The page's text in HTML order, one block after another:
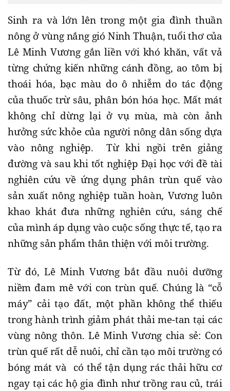
Sinh ra và lớn lên trong một gia đình thuần
nông ở vùng nắng gió Ninh Thuận, tuổi thơ của
Lê Minh Vương gắn liền với khó khăn, vất vả
từng chứng kiến những cánh đồng, ao tôm bị
thoái hóa, bạc màu do ô nhiễm do tác động
của thuốc trừ sâu, phân bón hóa học. Mất mát
không chỉ dừng lại ở vụ mùa, mà còn ảnh
hưởng sức khỏe của người nông dân sống dựa
vào nông nghiệp. Từ khi ngồi trên giảng
đường và sau khi tốt nghiệp Đại học với đề tài
nghiên cứu về ứng dụng phân trùn quế vào
sản xuất nông nghiệp tuần hoàn, Vương luôn
khao khát đưa những nghiên cứu, sáng chế
của mình áp dụng vào cuộc sống thực tế, tạo ra
những sản phẩm thân thiện với môi trường.
Từ đó, Lê Minh Vương bắt đầu nuôi dưỡng
niềm đam mê với con trùn quế. Chúng là “cỗ
máy” cải tạo đất, một phần không thể thiếu
trong hành trình giảm phát thải me-tan tại các
vùng nông thôn. Lê Minh Vương chia sẻ: Con
trùn quế rất dễ nuôi, chỉ cần tạo môi trường có
bóng mát và có thể tận dụng rác thải hữu cơ
ngay tại các hộ gia đình như trồng rau củ, trái